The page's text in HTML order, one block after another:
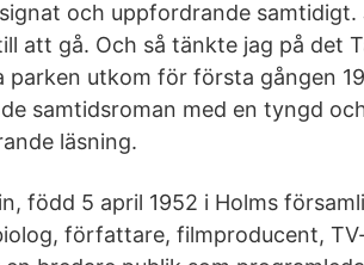
och uppfordrande
att gå. Och så tänkte jag på det
parken utkom för första gången
samtidsroman med en tyngd
läsning.
född 5 april 1952 i Holms
författare, filmproducent,